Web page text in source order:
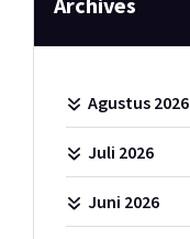
Agustus 2026
Juli 2026
Juni 2026